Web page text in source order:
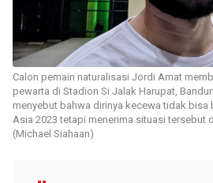
Calon pemain naturalisasi Jordi Amat
pewarta di Stadion Si Jalak Harupat,
menyebut bahwa dirinya kecewa tidak bisa
Asia 2023 tetapi menerima situasi tersebut
(Michael Siahaan)